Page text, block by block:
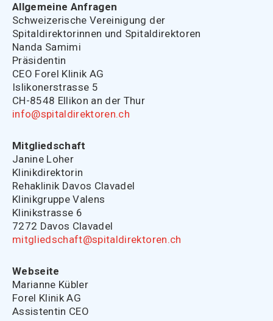
Allgemeine Anfragen
Schweizerische Vereinigung der
Spitaldirektorinnen und Spitaldirektoren
Nanda Samimi
Präsidentin
CEO Forel Klinik AG
Islikonerstrasse 5
CH-8548 Ellikon an der Thur
info@spitaldirektoren.ch
Mitgliedschaft
Janine Loher
Klinikdirektorin
Rehaklinik Davos Clavadel
Klinikgruppe Valens
Klinikstrasse 6
7272 Davos Clavadel
mitgliedschaft@spitaldirektoren.ch
Webseite
Marianne Kübler
Forel Klinik AG
Assistentin CEO